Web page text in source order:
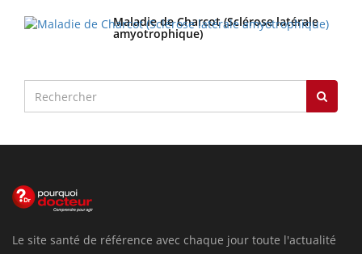
Maladie de Charcot (Sclérose latérale
amyotrophique)
Le site santé de référence avec chaque jour toute l'actualité